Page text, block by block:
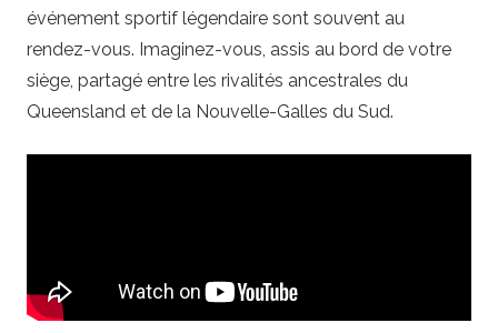
i
n
b
événement sportif légendaire sont souvent au
rendez-vous. Imaginez-vous, assis au bord de votre
siège, partagé entre les rivalités ancestrales du
Queensland et de la Nouvelle-Galles du Sud.